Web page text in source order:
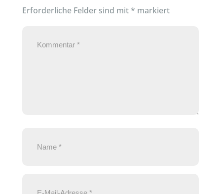
Erforderliche Felder sind mit * markiert